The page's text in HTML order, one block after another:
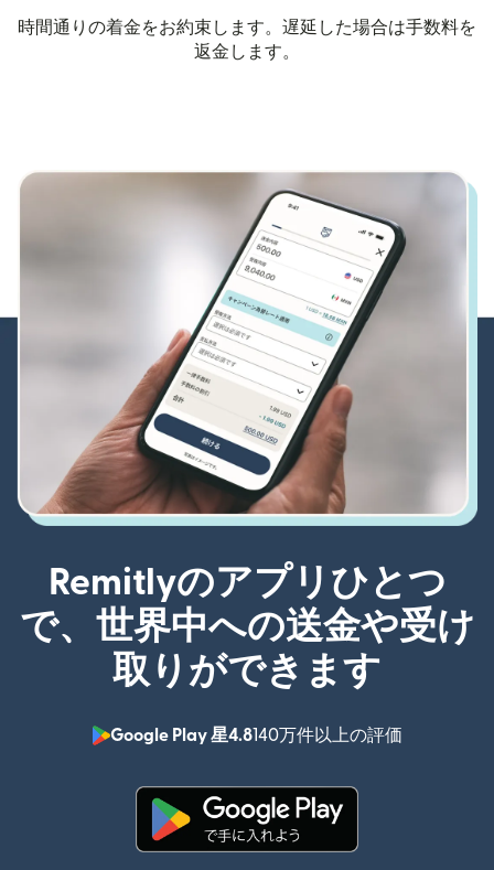
時間通りの着金をお約束します。遅延した場合は手数料を
返金します。
Remitlyのアプリひとつ
で、世界中への送金や受け
取りができます
Google Play 星4.8140万件以上の評価
（別ウィン